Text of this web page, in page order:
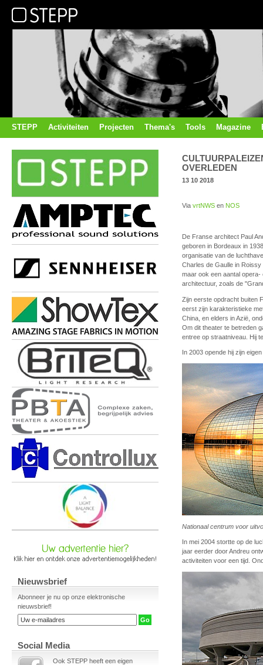
STEPP Activiteiten Projecten Thema's Tools Magazine
Nieuwsbrief
Abonneer je nu op onze elektronische
nieuwsbrief!
Social Media
Ook STEPP heeft een eigen
OVERLEDEN
13 10 2018
Via vrtNWS en NOS
De Franse architect Paul
geboren in Bordeaux in
organisatie van de
Charles de Gaulle in
maar ook een aantal
architectuur, zoals de
Zijn eerste opdracht buiten
eerst zijn karakteristieke
China, en elders in Azië,
Om dit theater te betreden
entree op straatniveau. Hij
In 2003 opende hij zijn
Nationaal centrum voor
In mei 2004 stortte op de
jaar eerder door Andreu
activiteiten voor een tijd.